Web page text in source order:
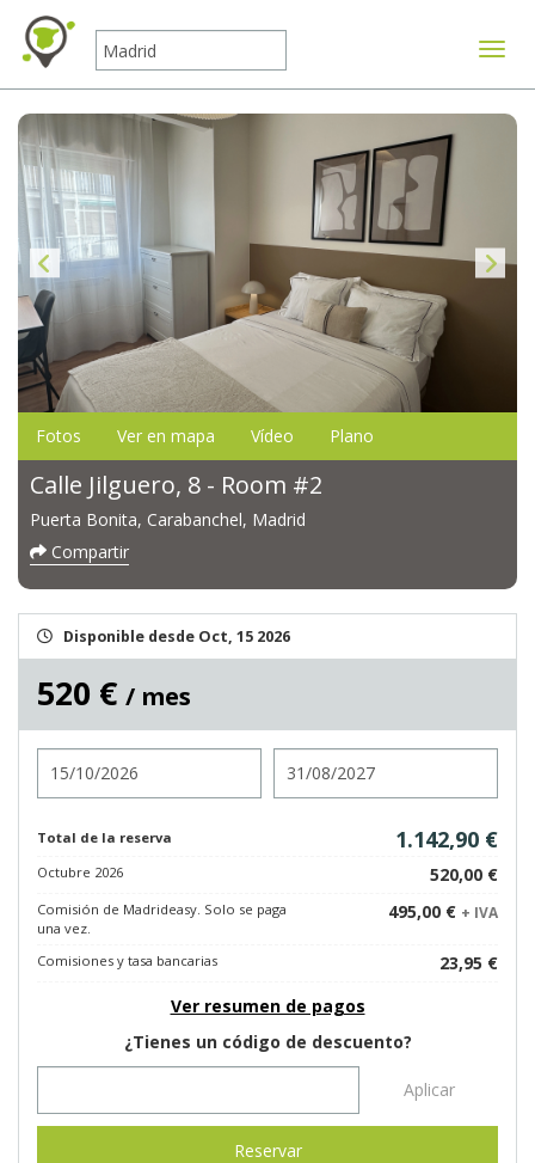
Fotos Ver en mapa Vídeo Plano
Calle Jilguero, 8 - Room #2
Puerta Bonita, Carabanchel, Madrid
Compartir
Disponible desde Oct, 15 2026
520 € / mes
Total de la reserva 1.142,90 €
Octubre 2026 520,00 €
Comisión de Madrideasy. Solo se paga
una vez.
495,00 € + IVA
Comisiones y tasa bancarias
23,95 €
Ver resumen de pagos
¿Tienes un código de descuento?
Aplicar
Reservar